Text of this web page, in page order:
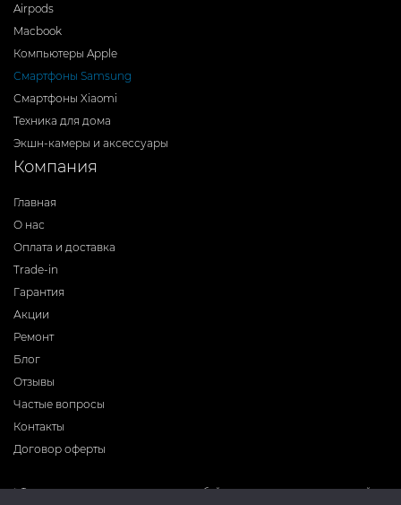
Airpods
Macbook
Компьютеры Apple
Смартфоны Samsung
Смартфоны Xiaomi
Техника для дома
Экшн-камеры и аксессуары
Компания
Главная
О нас
Оплата и доставка
Trade-in
Гарантия
Акции
Ремонт
Блог
Отзывы
Частые вопросы
Контакты
Договор оферты
* Фирма-производитель оставляет за собой право на внесение изменений в